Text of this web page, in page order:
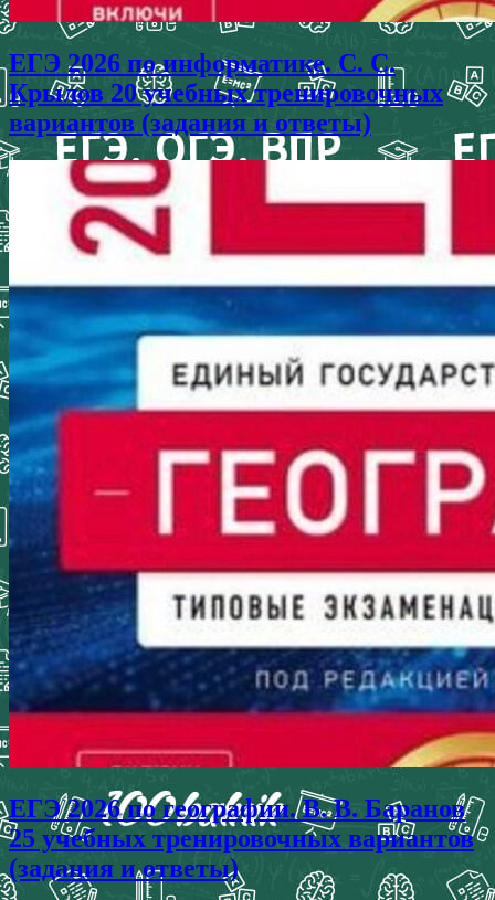
ЕГЭ 2026 по информатике. С. С.
Крылов 20 учебных тренировочных
вариантов (задания и ответы)
ЕГЭ 2026 по географии. В. В. Баранов
25 учебных тренировочных вариантов
(задания и ответы)